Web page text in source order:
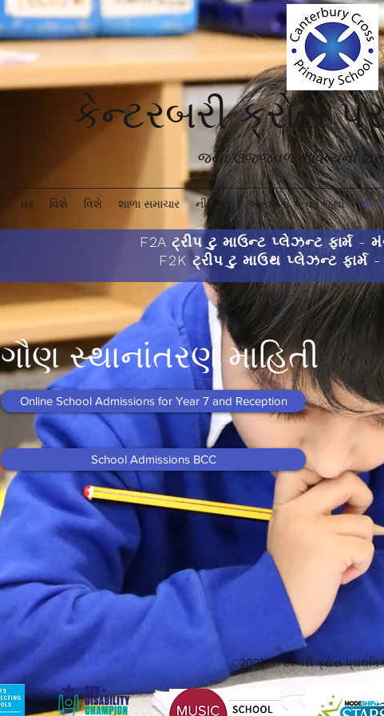
કેન્ટરબરી ક્રોસ
જ્યાં ઉજ્જવળ ભવિષ્યની
ઘર વિશે વિશે શાળા સમાચાર નીતિઓ આકારણી વર્ષ જૂથો મા -
ગૌણ સ્થાનાંતરણ માહિતી
Online School Admissions for Year 7 and Reception
School Admissions BCC
F2A ટ્રીપ ટુ માઉન્ટ પ્લેઝન્ટ ફાર્મ -
F2K ટ્રીપ ટુ માઉથ પ્લેઝન્ટ ફાર્મ -
©2023 કેન્ટરબરી ક્રોસ પ્રાથમિક